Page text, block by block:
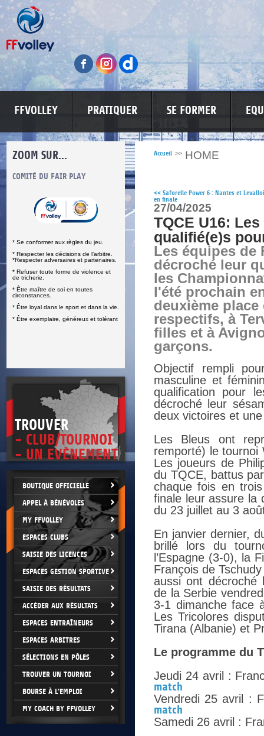
FFVOLLEY PRATIQUER SE FORMER
ZOOM SUR...
COMITÉ DU FAIR PLAY
* Se conformer aux règles du jeu.
* Respecter les décisions de l’arbitre.
*Respecter adversaires et partenaires.
* Refuser toute forme de violence et
de tricherie.
* Être maître de soi en toutes
circonstances.
* Être loyal dans le sport et dans la vie.
* Être exemplaire, généreux et tolérant
LUTTE CONTRE LES VIOLENCES
TROUVER
- CLUB/TOURNOI
- UN EVÈNEMENT
BOUTIQUE OFFICIELLE
APPEL À BÉNÉVOLES
MY FFVOLLEY
ESPACES CLUBS
SAISIE DES LICENCES
ESPACES GESTION SPORTIVE
SAISIE DES RÉSULTATS
ACCÉDER AUX RÉSULTATS
ESPACES ENTRAÎNEURS
ESPACES ARBITRES
SÉLECTIONS EN PÔLES
TROUVER UN TOURNOI
BOURSE À L'EMPLOI
MY COACH BY FFVOLLEY
Accueil >> HOME
<< Saforelle Power 6 : Nantes et
en finale
27/04/2025
TQCE U16:
qualifié(e)s
Les équipes de
décroché leur
les
l'été prochain
deuxième place
respectifs, à
filles et à
garçons.
Objectif rempli
masculine et
qualification pour
décroché leur
deux victoires et
Les Bleus ont
remporté) le tournoi
Les joueurs de
du TQCE, battus
chaque fois en
finale leur assure la
du 23 juillet au 3
En janvier dernier,
brillé lors du
l’Espagne (3-0), la
François de
aussi ont décroché
de la Serbie
3-1 dimanche face
Les Tricolores
Tirana (Albanie) et
Le programme du
Jeudi 24 avril :
match
Vendredi 25 avril :
match
Samedi 26 avril :